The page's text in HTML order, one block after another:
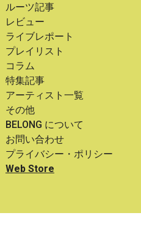
ルーツ記事
レビュー
ライブレポート
プレイリスト
コラム
特集記事
アーティスト一覧
その他
BELONG について
お問い合わせ
プライバシー・ポリシー
Web Store